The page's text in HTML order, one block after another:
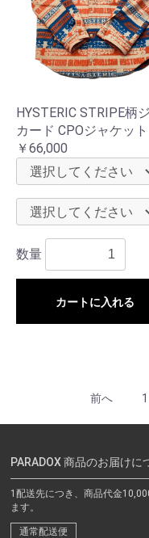
HYSTERIC STRIPE柄
カード CPOジャケット
￥66,000
数量
カートに入れる
前へ 1
PARADOX 商品のお届けに
1配送先につき、商品代金
ます。
通常配送便